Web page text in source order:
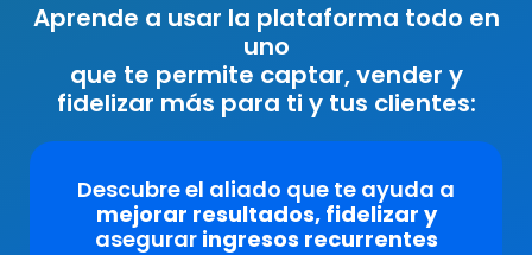
Aprende a usar la plataforma todo en
uno
que te permite captar, vender y
fidelizar más para ti y tus clientes:
Descubre el aliado que te ayuda a
mejorar resultados, fidelizar y
asegurar ingresos recurrentes